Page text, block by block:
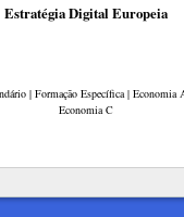
Estratégia Digital Europeia
| Formação Específica | Economia
Economia C